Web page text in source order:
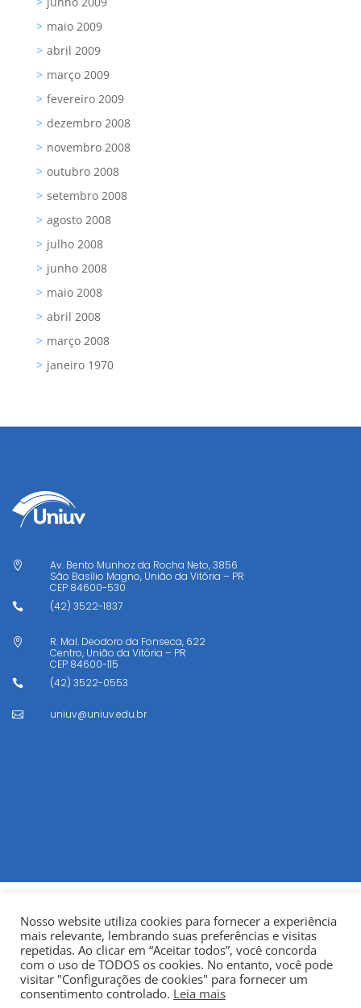
maio 2009
abril 2009
março 2009
fevereiro 2009
dezembro 2008
novembro 2008
outubro 2008
setembro 2008
agosto 2008
julho 2008
junho 2008
maio 2008
abril 2008
março 2008
janeiro 1970

Av. Bento Munhoz da Rocha Neto, 3856
São Basílio Magno, União da Vitória – PR
CEP 84600-530
 (42) 3522-1837

R. Mal. Deodoro da Fonseca, 622
Centro, União da Vitória – PR
CEP 84600-115
 (42) 3522-0553
 uniuv@uniuv.edu.br
© Copyright 2022Fundação Municipal Centro Universitário
Nosso website utiliza cookies para fornecer a experiência
mais relevante, lembrando suas preferências e visitas
repetidas. Ao clicar em “Aceitar todos”, você concorda
com o uso de TODOS os cookies. No entanto, você pode
visitar "Configurações de cookies" para fornecer um
consentimento controlado. Leia mais